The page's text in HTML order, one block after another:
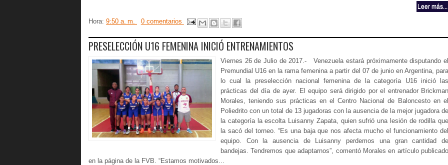
Leer más...
Hora: 9:50 a. m. 0 comentarios
PRESELECCIÓN U16 FEMENINA INICIÓ ENTRENAMIENTOS
Viernes 26 de Julio de 2017.- Venezuela estará próximamente disputando el
Premundial U16 en la rama femenina a partir del 07 de junio en Argentina, para
lo cual la preselección nacional femenina de la categoría U16 inició las
prácticas del día de ayer. El equipo será dirigido por el entrenador Brickman
Morales, teniendo sus prácticas en el Centro Nacional de Baloncesto en el
Poliedrito con un total de 13 jugadoras con la ausencia de la mejor jugadora de
la categoría la escolta Luisanny Zapata, quien sufrió una lesión de rodilla que
la sacó del torneo. “Es una baja que nos afecta mucho el funcionamiento del
equipo. Con la ausencia de Luisanny perdemos una gran cantidad de
bandejas. Tendremos que adaptarnos”, comentó Morales en artículo publicado
en la página de la FVB. “Estamos motivados...